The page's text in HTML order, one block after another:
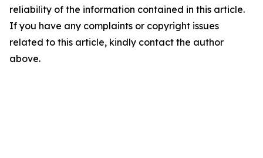
reliability of the information contained in this article.
If you have any complaints or copyright issues
related to this article, kindly contact the author
above.